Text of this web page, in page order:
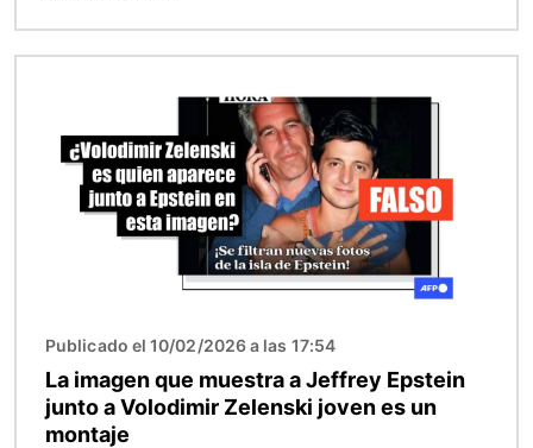
Publicado el 10/02/2026 a las 17:54
La imagen que muestra a Jeffrey Epstein
junto a Volodimir Zelenski joven es un
montaje